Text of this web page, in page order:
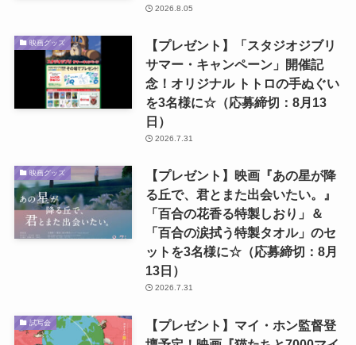
2026.8.05
映画グッズ
【プレゼント】「スタジオジブリ
サマー・キャンペーン」開催記
念！オリジナル トトロの手ぬぐい
を3名様に☆（応募締切：8月13
日）
2026.7.31
映画グッズ
【プレゼント】映画『あの星が降
る丘で、君とまた出会いたい。』
「百合の花香る特製しおり」＆
「百合の涙拭う特製タオル」のセ
ットを3名様に☆（応募締切：8月
13日）
2026.7.31
試写会
【プレゼント】マイ・ホン監督登